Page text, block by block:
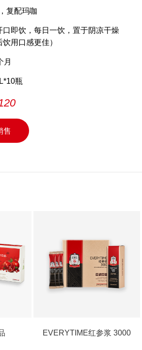
复配玛咖
口即饮，每日一饮，置于阴凉干燥
用口感更佳）
月
瓶
售
EVERYTIME红参浆 3000